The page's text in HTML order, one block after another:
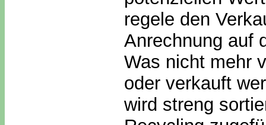
regele den
Anrechnung auf
Was nicht mehr
oder verkauft
wird streng